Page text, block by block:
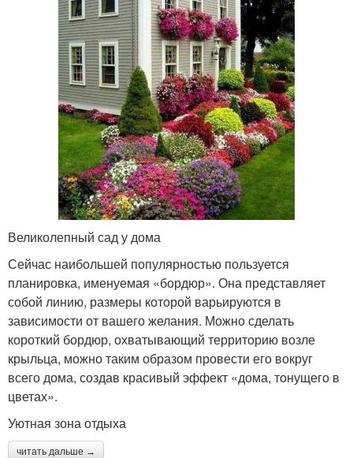
Великолепный сад у дома
Сейчас наибольшей популярностью пользуется
планировка, именуемая «бордюр». Она представляет
собой линию, размеры которой варьируются в
зависимости от вашего желания. Можно сделать
короткий бордюр, охватывающий территорию возле
крыльца, можно таким образом провести его вокруг
всего дома, создав красивый эффект «дома, тонущего в
цветах».
Уютная зона отдыха
читать дальше →